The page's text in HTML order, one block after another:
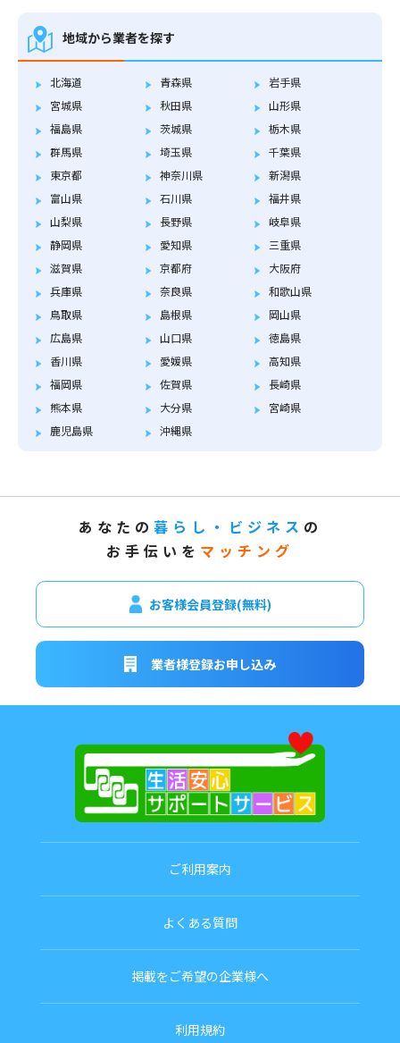
地域から業者を探す
北海道 青森県
岩手県
宮城県
秋田県
山形県
福島県
茨城県
栃木県
群馬県
埼玉県
千葉県
東京都
神奈川県
新潟県
富山県
石川県
福井県
山梨県
長野県
岐阜県
静岡県
愛知県
三重県
滋賀県
京都府
大阪府
兵庫県
奈良県
和歌山県
鳥取県
島根県
岡山県
広島県
山口県
徳島県
香川県
愛媛県
高知県
福岡県
佐賀県
長崎県
熊本県
大分県
宮崎県
鹿児島県
沖縄県
あなたの 暮らし・ビジネス の
お手伝いを マッチング
お客様会員登録(無料)
業者様登録お申し込み
ご利用案内
よくある質問
掲載をご希望の企業様へ
利用規約